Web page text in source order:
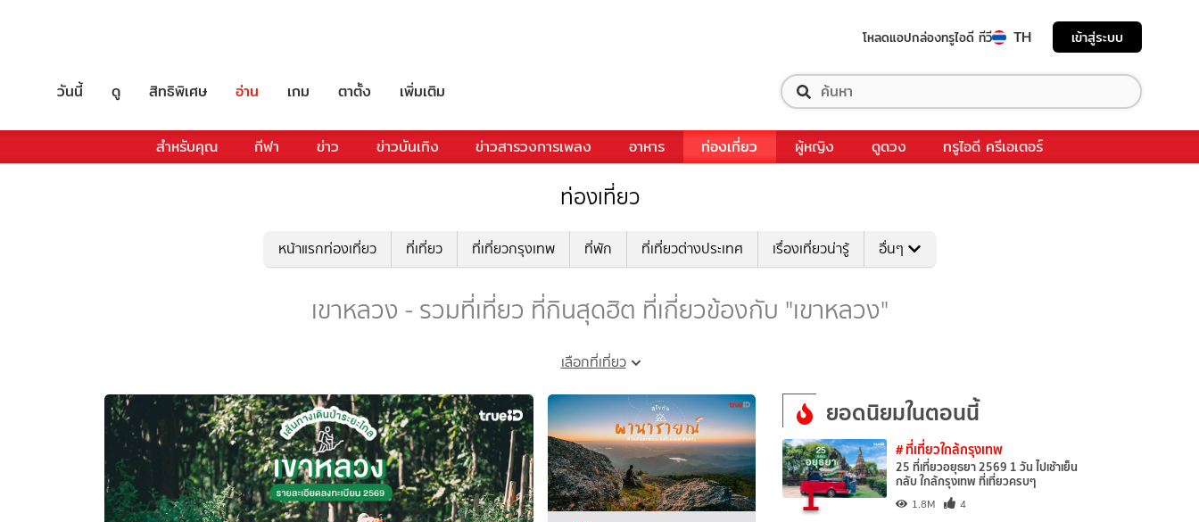
โหลดแอปกล่องทรูไอดี ทีวี TH เข้าสู่ระบบ
วันนี้ ดู สิทธิพิเศษ อ่าน เกม ตาตั้ง เพิ่มเติม
สำหรับคุณ กีฬา ข่าว ข่าวบันเทิง ข่าวสารวงการเพลง อาหาร ท่องเที่ยว ผู้หญิง ดูดวง ทรูไอดี ครีเอเตอร์
ท่องเที่ยว
หน้าแรกท่องเที่ยว ที่เที่ยว ที่เที่ยวกรุงเทพ ที่พัก ที่เที่ยวต่างประเทศ เรื่องเที่ยวน่ารู้ อื่นๆ
เขาหลวง - รวมที่เที่ยว ที่กินสุดฮิต ที่เกี่ยวข้องกับ "เขาหลวง"
เลือกที่เที่ยว
ยอดนิยมในตอนนี้
1
# ที่เที่ยวใกล้กรุงเทพ
25 ที่เที่ยวอยุธยา 2569 1 วัน ไปเช้าเย็น
กลับ ใกล้กรุงเทพ ที่เที่ยวครบๆ
1.8M 4